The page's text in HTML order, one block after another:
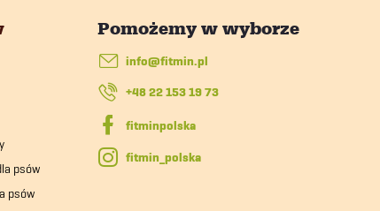
psów
psów
info@fitmin.pl
+48 22 153 19 73
fitmin_polska